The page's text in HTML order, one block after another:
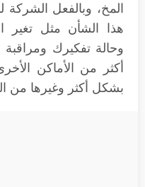
المخ، وبالفعل الشركة
هذا الشأن مثل تغير
وحالة تفكيرك ومراقبة
أكثر من الأماكن
بشكل أكثر وغيرها من